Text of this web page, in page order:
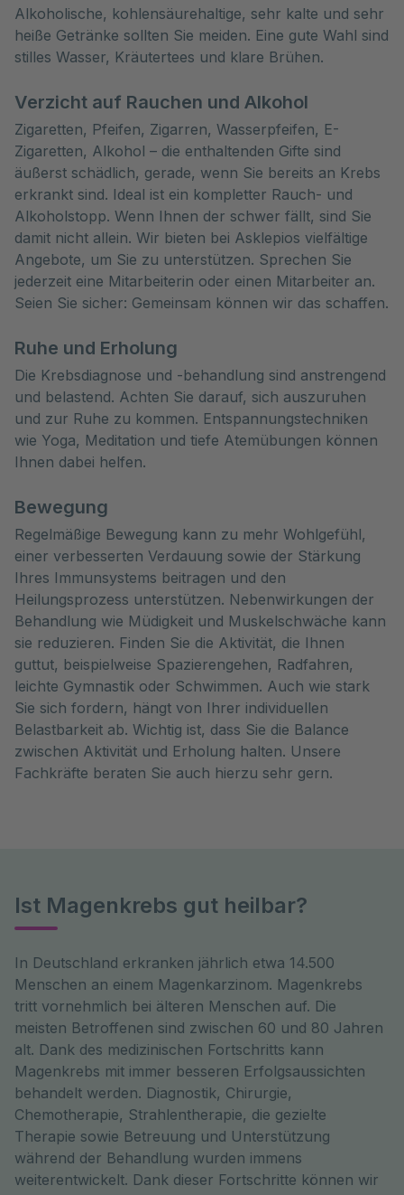
Alkoholische, kohlensäurehaltige, sehr kalte und sehr
heiße Getränke sollten Sie meiden. Eine gute Wahl sind
stilles Wasser, Kräutertees und klare Brühen.
Verzicht auf Rauchen und Alkohol
Zigaretten, Pfeifen, Zigarren, Wasserpfeifen, E-
Zigaretten, Alkohol – die enthaltenden Gifte sind
äußerst schädlich, gerade, wenn Sie bereits an Krebs
erkrankt sind. Ideal ist ein kompletter Rauch- und
Alkoholstopp. Wenn Ihnen der schwer fällt, sind Sie
damit nicht allein. Wir bieten bei Asklepios vielfältige
Angebote, um Sie zu unterstützen. Sprechen Sie
jederzeit eine Mitarbeiterin oder einen Mitarbeiter an.
Seien Sie sicher: Gemeinsam können wir das schaffen.
Ruhe und Erholung
Die Krebsdiagnose und -behandlung sind anstrengend
und belastend. Achten Sie darauf, sich auszuruhen
und zur Ruhe zu kommen. Entspannungstechniken
wie Yoga, Meditation und tiefe Atemübungen können
Ihnen dabei helfen.
Bewegung
Regelmäßige Bewegung kann zu mehr Wohlgefühl,
einer verbesserten Verdauung sowie der Stärkung
Ihres Immunsystems beitragen und den
Heilungsprozess unterstützen. Nebenwirkungen der
Behandlung wie Müdigkeit und Muskelschwäche kann
sie reduzieren. Finden Sie die Aktivität, die Ihnen
guttut, beispielweise Spazierengehen, Radfahren,
leichte Gymnastik oder Schwimmen. Auch wie stark
Sie sich fordern, hängt von Ihrer individuellen
Belastbarkeit ab. Wichtig ist, dass Sie die Balance
zwischen Aktivität und Erholung halten. Unsere
Fachkräfte beraten Sie auch hierzu sehr gern.
Ist Magenkrebs gut heilbar?
In Deutschland erkranken jährlich etwa 14.500
Menschen an einem Magenkarzinom. Magenkrebs
tritt vornehmlich bei älteren Menschen auf. Die
meisten Betroffenen sind zwischen 60 und 80 Jahren
alt. Dank des medizinischen Fortschritts kann
Magenkrebs mit immer besseren Erfolgsaussichten
behandelt werden. Diagnostik, Chirurgie,
Chemotherapie, Strahlentherapie, die gezielte
Therapie sowie Betreuung und Unterstützung
während der Behandlung wurden immens
weiterentwickelt. Dank dieser Fortschritte können wir